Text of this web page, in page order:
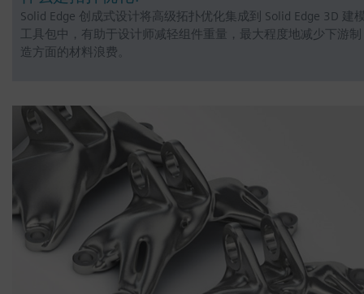
Solid Edge 创成式设计将高级拓扑优化集成到 Solid Edge 3D 建
工具包中，有助于设计师减轻组件重量，最大程度地减少下游制
造方面的材料浪费。